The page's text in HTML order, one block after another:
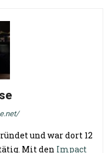
und war dort 12
Mit den Impact